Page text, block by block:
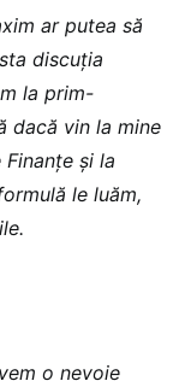
ar putea să
discuția
la prim-
dacă vin la mine
și la
le luăm,
o nevoie